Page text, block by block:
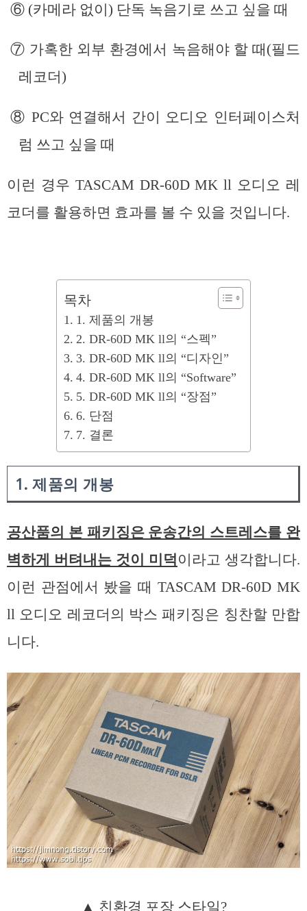
⑥ (카메라 없이) 단독 녹음기로 쓰고 싶을 때
⑦ 가혹한 외부 환경에서 녹음해야 할 때(필드
레코더)
⑧ PC와 연결해서 간이 오디오 인터페이스처
럼 쓰고 싶을 때
이런 경우 TASCAM DR-60D MK ll 오디오 레
코더를 활용하면 효과를 볼 수 있을 것입니다.
목차
1. 제품의 개봉
2. DR-60D MK ll의 “스펙”
3. DR-60D MK ll의 “디자인”
4. DR-60D MK ll의 “Software”
5. DR-60D MK ll의 “장점”
6. 단점
7. 결론
1. 제품의 개봉
공산품의 본 패키징은 운송간의 스트레스를 완
벽하게 버텨내는 것이 미덕이라고 생각합니다.
이런 관점에서 봤을 때 TASCAM DR-60D MK
ll 오디오 레코더의 박스 패키징은 칭찬할 만합
니다.
▲ 친환경 포장 스타일?